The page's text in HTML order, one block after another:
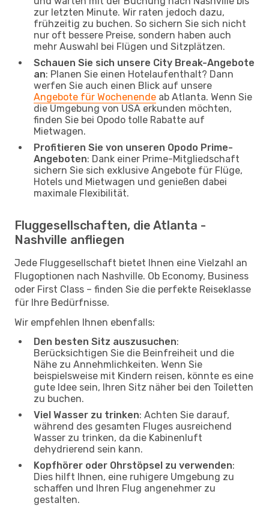
zur letzten Minute. Wir raten jedoch dazu,
frühzeitig zu buchen. So sichern Sie sich nicht
nur oft bessere Preise, sondern haben auch
mehr Auswahl bei Flügen und Sitzplätzen.
Schauen Sie sich unsere City Break-Angebote
an: Planen Sie einen Hotelaufenthalt? Dann
werfen Sie auch einen Blick auf unsere
Angebote für Wochenende ab Atlanta. Wenn Sie
die Umgebung von USA erkunden möchten,
finden Sie bei Opodo tolle Rabatte auf
Mietwagen.
Profitieren Sie von unseren Opodo Prime-
Angeboten: Dank einer Prime-Mitgliedschaft
sichern Sie sich exklusive Angebote für Flüge,
Hotels und Mietwagen und genießen dabei
maximale Flexibilität.
Fluggesellschaften, die Atlanta -
Nashville anfliegen
Jede Fluggesellschaft bietet Ihnen eine Vielzahl an
Flugoptionen nach Nashville. Ob Economy, Business
oder First Class – finden Sie die perfekte Reiseklasse
für Ihre Bedürfnisse.
Wir empfehlen Ihnen ebenfalls:
Den besten Sitz auszusuchen:
Berücksichtigen Sie die Beinfreiheit und die
Nähe zu Annehmlichkeiten. Wenn Sie
beispielsweise mit Kindern reisen, könnte es eine
gute Idee sein, Ihren Sitz näher bei den Toiletten
zu buchen.
Viel Wasser zu trinken: Achten Sie darauf,
während des gesamten Fluges ausreichend
Wasser zu trinken, da die Kabinenluft
dehydrierend sein kann.
Kopfhörer oder Ohrstöpsel zu verwenden:
Dies hilft Ihnen, eine ruhigere Umgebung zu
schaffen und Ihren Flug angenehmer zu
gestalten.